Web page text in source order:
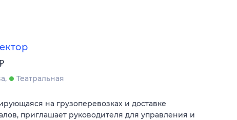
Театральная
на грузоперевозках и доставке
приглашает руководителя для управления и